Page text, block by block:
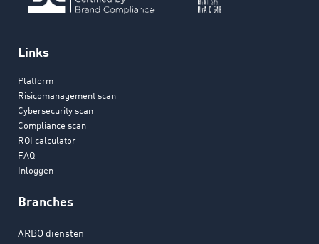
Links
Platform
Risicomanagement scan
Cybersecurity scan
Compliance scan
ROI calculator
FAQ
Inloggen
Branches
ARBO diensten